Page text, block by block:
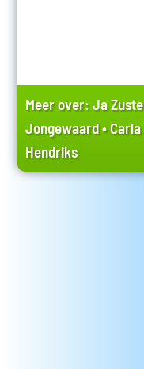
Meer over:Ja
Jongewaard•
Hendriks